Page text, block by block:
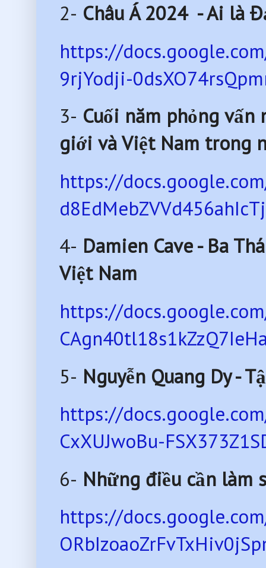
2- Châu Á 2024 - Ai là
https://
9rjYodji-
3- Cuối năm phỏng
giới và Việt Nam trong
https://
4- Damien Cave - Ba
Việt Nam
https://
5- Nguyễn Quang Dy -
https://
CxXUJwoBu-
6- Những điều cần làm
https://